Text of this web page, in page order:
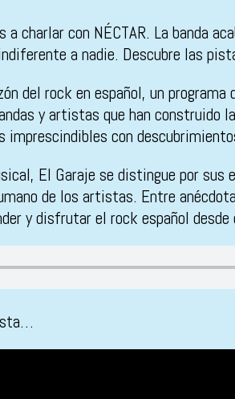
a charlar con NÉCTAR. La banda
a nadie. Descubre las
del rock en español, un
y artistas que han construido
imprescindibles con
El Garaje se distingue por
de los artistas. Entre
y disfrutar el rock español desde